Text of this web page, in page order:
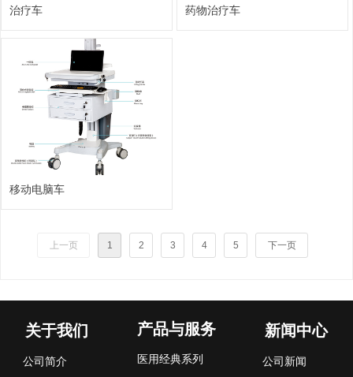
治疗车 药物治疗车
移动电脑车
上一页 1 2 3 4 5 下一页
关于我们
公司简介
产品与服务
公司新闻
医用经典系列
新闻中心